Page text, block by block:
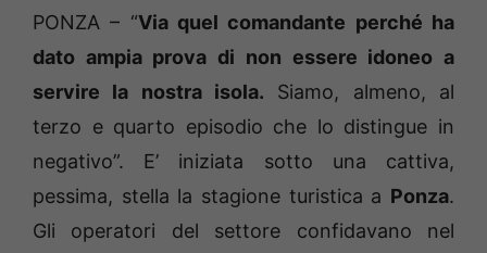
PONZA – “Via quel comandante perché ha
dato ampia prova di non essere idoneo a
servire la nostra isola. Siamo, almeno, al
terzo e quarto episodio che lo distingue in
negativo”. E’ iniziata sotto una cattiva,
pessima, stella la stagione turistica a Ponza.
Gli operatori del settore confidavano nel